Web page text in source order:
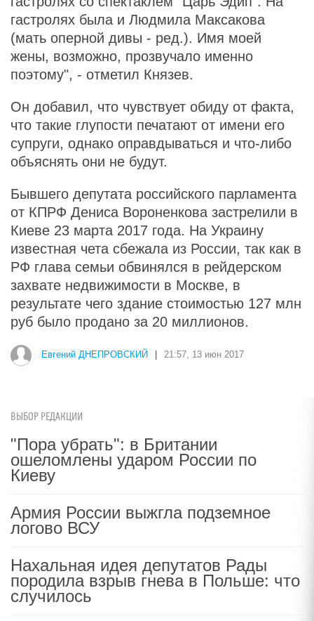
гастролях была и Людмила Максакова
(мать оперной дивы - ред.). Имя моей
жены, возможно, прозвучало именно
поэтому", - отметил Князев.
Он добавил, что чувствует обиду от факта,
что такие глупости печатают от имени его
супруги, однако оправдываться и что-либо
объяснять они не будут.
Бывшего депутата российского парламента
от КПРФ Дениса Вороненкова застрелили в
Киеве 23 марта 2017 года. На Украину
известная чета сбежала из России, так как в
РФ глава семьи обвинялся в рейдерском
захвате недвижимости в Москве, в
результате чего здание стоимостью 127 млн
руб было продано за 20 миллионов.
Евгений ДНЕПРОВСКИЙ 21:57, 13 июн 2017
ВЫБОР РЕДАКЦИИ
"Пора убрать": в Британии
ошеломлены ударом России по
Киеву
Армия России выжгла подземное
логово ВСУ
Нахальная идея депутатов Рады
породила взрыв гнева в Польше: что
случилось